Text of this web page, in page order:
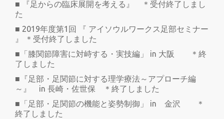
■ 『足からの臨床展開を考える』 ＊受付終了しまし
た
■ 2019年度第1回 『 アイソウルワークス足部セミナー
』 ＊受付終了しました
■「膝関節障害に対峙する・実技編」 in 大阪 ＊終
了しました
■『足部・足関節に対する理学療法～アプローチ編
～』 in 長崎・佐世保 ＊終了しました
■「足部・足関節の機能と姿勢制御」 in 金沢 ＊
終了しました